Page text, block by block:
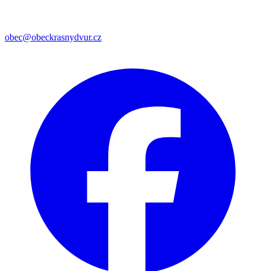
obec@obeckrasnydvur.cz